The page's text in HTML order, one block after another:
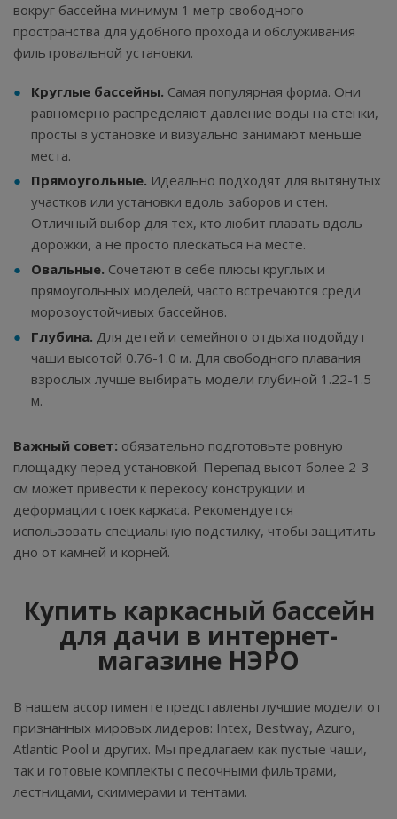
вокруг бассейна минимум 1 метр свободного
пространства для удобного прохода и обслуживания
фильтровальной установки.
Круглые бассейны. Самая популярная форма. Они
равномерно распределяют давление воды на стенки,
просты в установке и визуально занимают меньше
места.
Прямоугольные. Идеально подходят для вытянутых
участков или установки вдоль заборов и стен.
Отличный выбор для тех, кто любит плавать вдоль
дорожки, а не просто плескаться на месте.
Овальные. Сочетают в себе плюсы круглых и
прямоугольных моделей, часто встречаются среди
морозоустойчивых бассейнов.
Глубина. Для детей и семейного отдыха подойдут
чаши высотой 0.76-1.0 м. Для свободного плавания
взрослых лучше выбирать модели глубиной 1.22-1.5
м.
Важный совет: обязательно подготовьте ровную
площадку перед установкой. Перепад высот более 2-3
см может привести к перекосу конструкции и
деформации стоек каркаса. Рекомендуется
использовать специальную подстилку, чтобы защитить
дно от камней и корней.
Купить каркасный бассейн
для дачи в интернет-
магазине НЭРО
В нашем ассортименте представлены лучшие модели от
признанных мировых лидеров: Intex, Bestway, Azuro,
Atlantic Pool и других. Мы предлагаем как пустые чаши,
так и готовые комплекты с песочными фильтрами,
лестницами, скиммерами и тентами.